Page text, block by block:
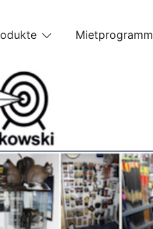
Mietprogramm